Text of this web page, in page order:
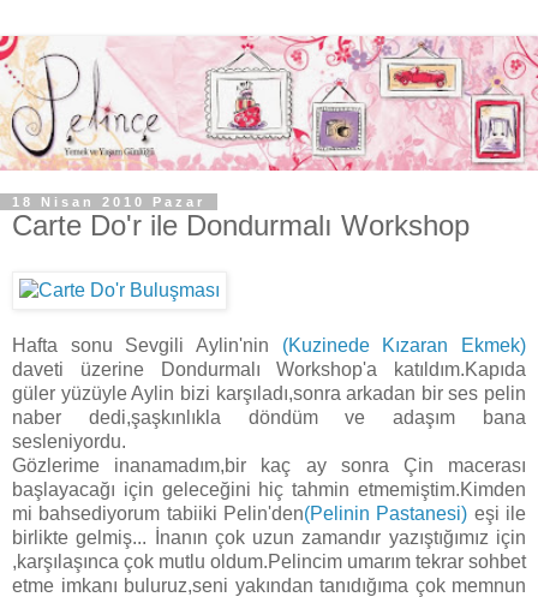
18 Nisan 2010 Pazar
Carte Do'r ile Dondurmalı Workshop
Hafta sonu Sevgili Aylin'nin (Kuzinede Kızaran Ekmek)
daveti üzerine Dondurmalı Workshop'a katıldım.Kapıda
güler yüzüyle Aylin bizi karşıladı,sonra arkadan bir ses pelin
naber dedi,şaşkınlıkla döndüm ve adaşım bana
sesleniyordu.
Gözlerime inanamadım,bir kaç ay sonra Çin macerası
başlayacağı için geleceğini hiç tahmin etmemiştim.Kimden
mi bahsediyorum tabiiki Pelin'den(Pelinin Pastanesi) eşi ile
birlikte gelmiş... İnanın çok uzun zamandır yazıştığımız için
,karşılaşınca çok mutlu oldum.Pelincim umarım tekrar sohbet
etme imkanı buluruz,seni yakından tanıdığıma çok memnun